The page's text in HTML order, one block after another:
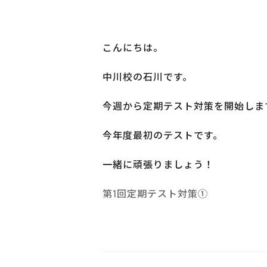
こんにちは。
中川校の石川です。
今週から定期テスト対策を開始しま
今年度最初のテストです。
一緒に頑張りましょう！
第1回定期テスト対策①